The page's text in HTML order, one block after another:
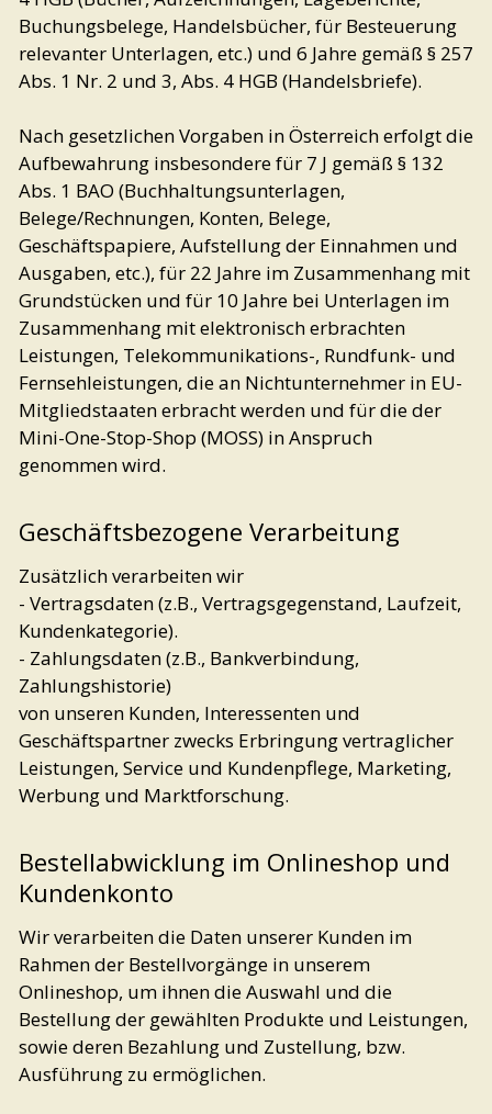
Buchungsbelege, Handelsbücher, für Besteuerung
relevanter Unterlagen, etc.) und 6 Jahre gemäß § 257
Abs. 1 Nr. 2 und 3, Abs. 4 HGB (Handelsbriefe).
Nach gesetzlichen Vorgaben in Österreich erfolgt die
Aufbewahrung insbesondere für 7 J gemäß § 132
Abs. 1 BAO (Buchhaltungsunterlagen,
Belege/Rechnungen, Konten, Belege,
Geschäftspapiere, Aufstellung der Einnahmen und
Ausgaben, etc.), für 22 Jahre im Zusammenhang mit
Grundstücken und für 10 Jahre bei Unterlagen im
Zusammenhang mit elektronisch erbrachten
Leistungen, Telekommunikations-, Rundfunk- und
Fernsehleistungen, die an Nichtunternehmer in EU-
Mitgliedstaaten erbracht werden und für die der
Mini-One-Stop-Shop (MOSS) in Anspruch
genommen wird.
Geschäftsbezogene Verarbeitung
Zusätzlich verarbeiten wir
- Vertragsdaten (z.B., Vertragsgegenstand, Laufzeit,
Kundenkategorie).
- Zahlungsdaten (z.B., Bankverbindung,
Zahlungshistorie)
von unseren Kunden, Interessenten und
Geschäftspartner zwecks Erbringung vertraglicher
Leistungen, Service und Kundenpflege, Marketing,
Werbung und Marktforschung.
Bestellabwicklung im Onlineshop und
Kundenkonto
Wir verarbeiten die Daten unserer Kunden im
Rahmen der Bestellvorgänge in unserem
Onlineshop, um ihnen die Auswahl und die
Bestellung der gewählten Produkte und Leistungen,
sowie deren Bezahlung und Zustellung, bzw.
Ausführung zu ermöglichen.